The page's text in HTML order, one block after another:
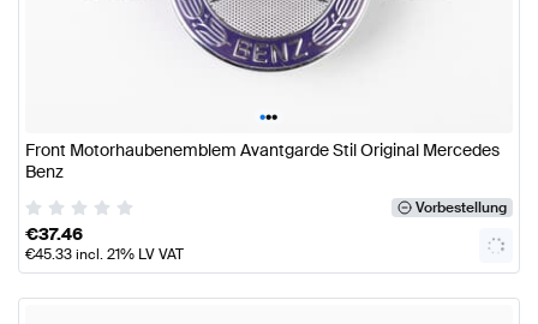
•••
Front Motorhaubenemblem Avantgarde Stil Original Mercedes
Benz
Vorbestellung
€37.46
€45.33incl. 21% LV VAT